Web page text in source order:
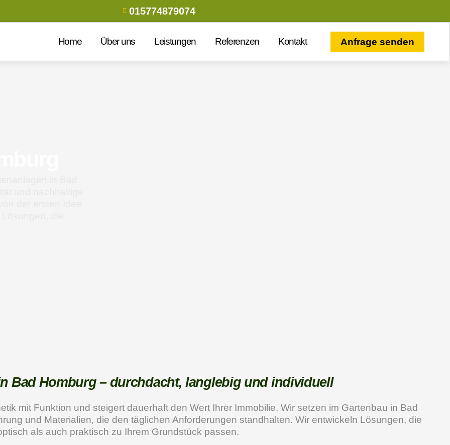
015774879074
Home Über uns Leistungen Referenzen Kontakt Anfrage senden
Bad Homburg – durchdacht, langlebig und individuell
mit Funktion und steigert dauerhaft den Wert Ihrer Immobilie. Wir setzen im Gartenbau in Bad
und Materialien, die den täglichen Anforderungen standhalten. Wir entwickeln Lösungen, die
als auch praktisch zu Ihrem Grundstück passen.